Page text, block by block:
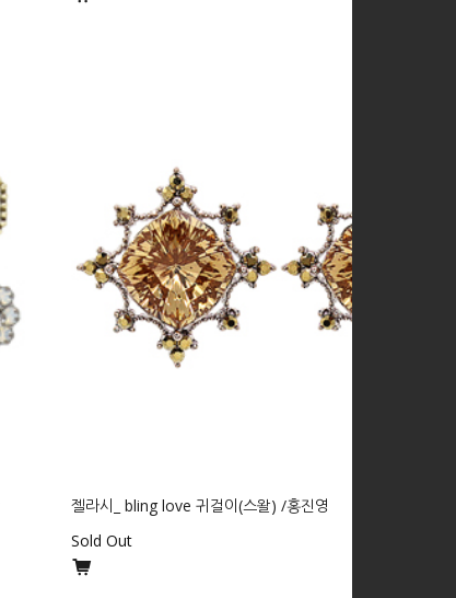
젤라시_ bling love 귀걸이(스왈) /홍진영
Sold Out